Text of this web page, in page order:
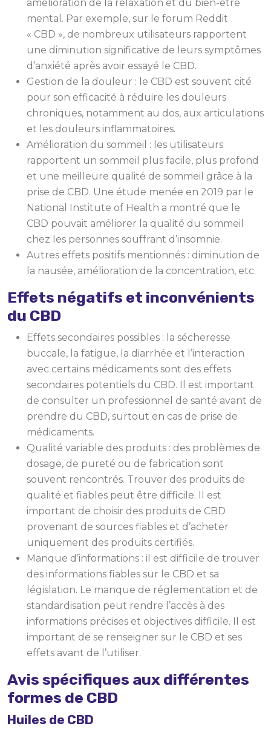
amélioration de la relaxation et du bien-être
mental. Par exemple, sur le forum Reddit
« CBD », de nombreux utilisateurs rapportent
une diminution significative de leurs symptômes
d’anxiété après avoir essayé le CBD.
Gestion de la douleur : le CBD est souvent cité
pour son efficacité à réduire les douleurs
chroniques, notamment au dos, aux articulations
et les douleurs inflammatoires.
Amélioration du sommeil : les utilisateurs
rapportent un sommeil plus facile, plus profond
et une meilleure qualité de sommeil grâce à la
prise de CBD. Une étude menée en 2019 par le
National Institute of Health a montré que le
CBD pouvait améliorer la qualité du sommeil
chez les personnes souffrant d’insomnie.
Autres effets positifs mentionnés : diminution de
la nausée, amélioration de la concentration, etc.
Effets négatifs et inconvénients
du CBD
Effets secondaires possibles : la sécheresse
buccale, la fatigue, la diarrhée et l’interaction
avec certains médicaments sont des effets
secondaires potentiels du CBD. Il est important
de consulter un professionnel de santé avant de
prendre du CBD, surtout en cas de prise de
médicaments.
Qualité variable des produits : des problèmes de
dosage, de pureté ou de fabrication sont
souvent rencontrés. Trouver des produits de
qualité et fiables peut être difficile. Il est
important de choisir des produits de CBD
provenant de sources fiables et d’acheter
uniquement des produits certifiés.
Manque d’informations : il est difficile de trouver
des informations fiables sur le CBD et sa
législation. Le manque de réglementation et de
standardisation peut rendre l’accès à des
informations précises et objectives difficile. Il est
important de se renseigner sur le CBD et ses
effets avant de l’utiliser.
Avis spécifiques aux différentes
formes de CBD
Huiles de CBD